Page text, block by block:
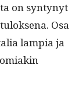
on syn­tynyt
Osa
lampia ja